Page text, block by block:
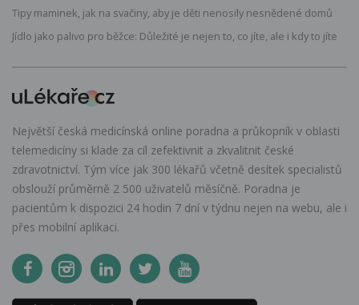
Tipy maminek, jak na svačiny, aby je děti nenosily nesnědené domů
Jídlo jako palivo pro běžce: Důležité je nejen to, co jíte, ale i kdy to jíte
Největší česká medicínská online poradna a průkopník v oblasti
telemedicíny si klade za cíl zefektivnit a zkvalitnit české
zdravotnictví. Tým více jak 300 lékařů včetně desítek specialistů
obslouží průměrně 2 500 uživatelů měsíčně. Poradna je
pacientům k dispozici 24 hodin 7 dní v týdnu nejen na webu, ale i
přes mobilní aplikaci.